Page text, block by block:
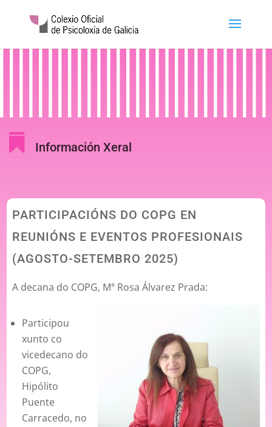
 Información Xeral
PARTICIPACIÓNS DO COPG EN
REUNIÓNS E EVENTOS PROFESIONAIS
(AGOSTO-SETEMBRO 2025)
A decana do COPG, Mª Rosa Álvarez Prada:
Participou
xunto co
vicedecano do
COPG,
Hipólito
Puente
Carracedo, no